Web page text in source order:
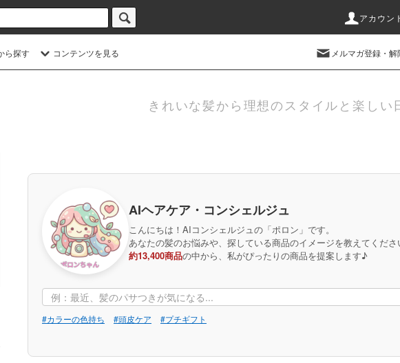
アカウン
ら探す コンテンツを見る メルマガ登録・解
きれいな髪から理想のスタイルと楽しい
AIヘアケア・コンシェルジュ
こんにちは！AIコンシェルジュの「ポロン」です。
あなたの髪のお悩みや、探している商品のイメージを教えてくださ
約13,400商品の中から、私がぴったりの商品を提案します♪
#カラーの色持ち #頭皮ケア #プチギフト